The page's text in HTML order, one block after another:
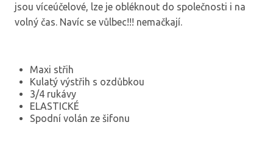
jsou víceúčelové, lze je obléknout do společnosti i na
volný čas. Navíc se vůlbec!!! nemačkají.
Maxi střih
Kulatý výstřih s ozdůbkou
3/4 rukávy
ELASTICKÉ
Spodní volán ze šifonu